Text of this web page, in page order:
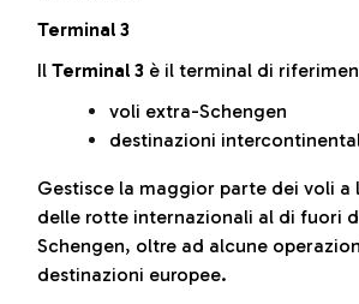
Terminal 3
Il Terminal 3 è il terminal di
voli extra-Schengen
destinazioni
Gestisce la maggior parte dei voli a
delle rotte internazionali al di fuori
Schengen, oltre ad alcune
destinazioni europee.